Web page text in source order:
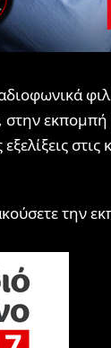
στην εκπομπή
εξελίξεις
την